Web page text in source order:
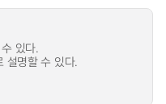
있다.
설명할 수 있다.